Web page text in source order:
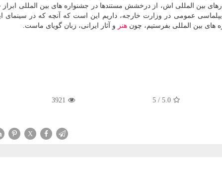
بین المللی اش، از درخشش مستندها در جشنواره های بین المللی
عمومی در وزارت خارجه، داریم این است كه آنچه كه در سینمای
های بین المللی بفرستیم، چون هنر و آثار ایرانی، زبان گویای ماست.
5.0
/
5
3921
X